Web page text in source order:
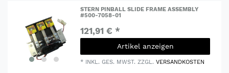
STERN PINBALL SLIDE FRAME ASSEMBLY
#500-7058-01
121,91 € *
Artikel anzeigen
* INKL. GES. MWST. ZZGL.VERSANDKOSTEN